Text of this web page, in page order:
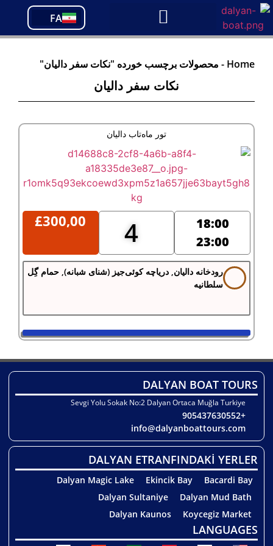
FA
PT
TR
Home
- محصولات برچسب خورده "نکات سفر دالیان"
نکات سفر دالیان
تور ماه‌تاب دالیان
18:00
23:00
4
£300,00
رودخانه دالیان, دریاچه کوئی‌جیز (شنای شبانه), حمام گِل
سلطانیه
DALYAN BOAT TOURS
Sevgi Yolu Sokak No:2 Dalyan Ortaca Muğla Turkiye
+905437630552
info@dalyanboattours.com
DALYAN ETRANFINDAKİ YERLER
Bacardi Bay
Ekincik Bay
Dalyan Magic Lake
Dalyan Mud Bath
Dalyan Sultaniye
Koycegiz Market
Dalyan Kaunos
LANGUAGES